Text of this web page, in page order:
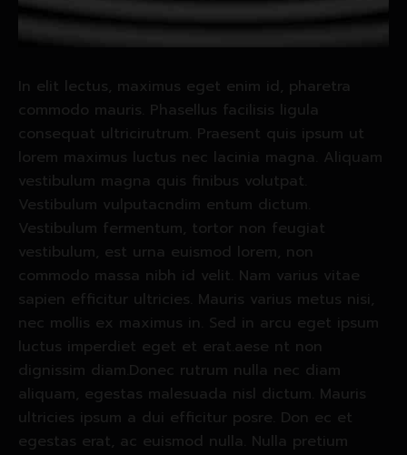
In elit lectus, maximus eget enim id, pharetra
commodo mauris. Phasellus facilisis ligula
consequat ultricirutrum. Praesent quis ipsum ut
lorem maximus luctus nec lacinia magna. Aliquam
vestibulum magna quis finibus volutpat.
Vestibulum vulputacndim entum dictum.
Vestibulum fermentum, tortor non feugiat
vestibulum, est urna euismod lorem, non
commodo massa nibh id velit. Nam varius vitae
sapien efficitur ultricies. Mauris varius metus nisi,
nec mollis ex maximus in. Sed in arcu eget ipsum
luctus imperdiet eget et erat.aese nt non
dignissim diam.Donec rutrum nulla nec diam
aliquam, egestas malesuada nisl dictum. Mauris
ultricies ipsum a dui efficitur posre. Don ec et
egestas erat, ac euismod nulla. Nulla pretium